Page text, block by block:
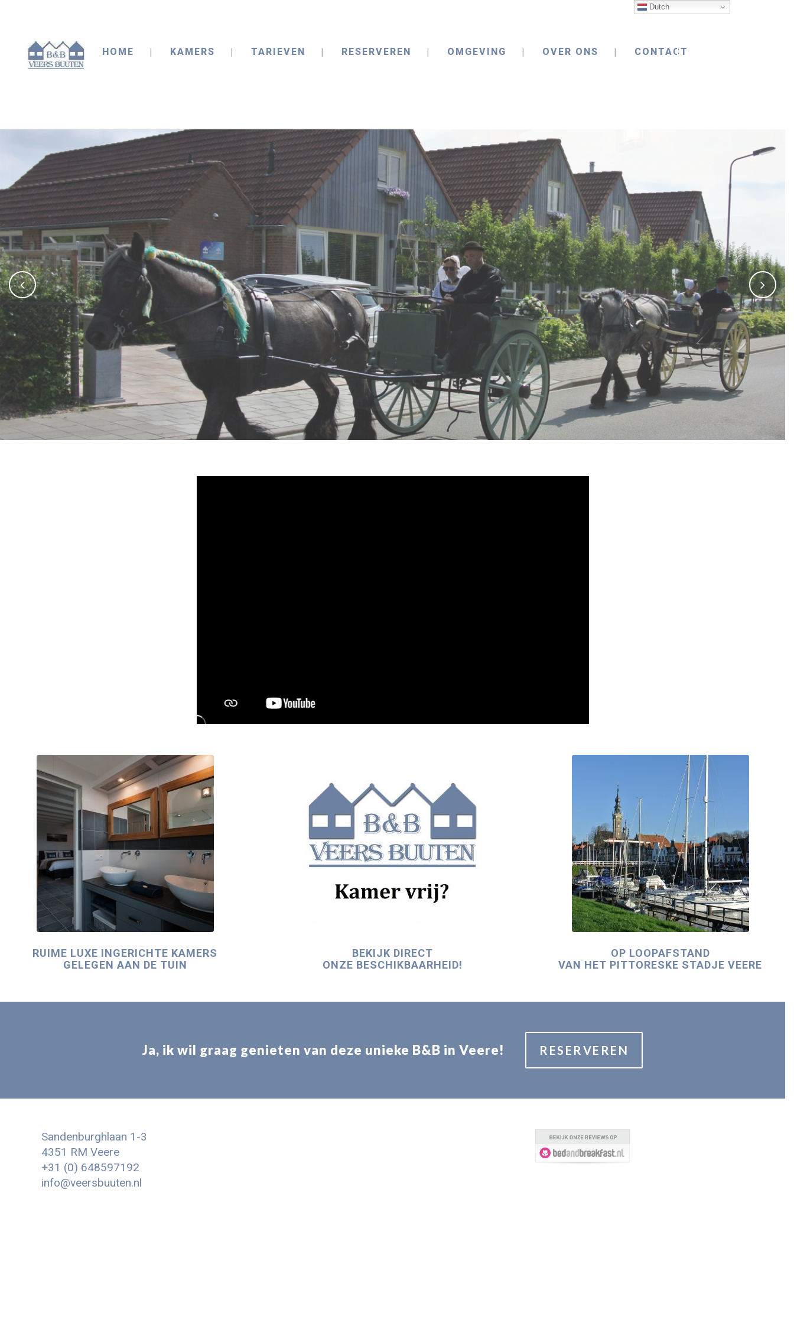
HOME KAMERS TARIEVEN RESERVEREN OMGEVING OVER ONS CONTACT
RUIME LUXE INGERICHTE KAMERS
GELEGEN AAN DE TUIN
BEKIJK DIRECT
ONZE BESCHIKBAARHEID!
OP LOOPAFSTAND
VAN HET PITTORESKE STADJE VEERE
Ja, ik wil graag genieten van deze unieke B&B in Veere! RESERVEREN
Sandenburghlaan 1-3
4351 RM Veere
+31 (0) 648597192
info@veersbuuten.nl
Dutch